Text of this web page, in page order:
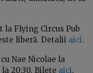
la Flying Circus Pub
liberă. Detalii aici.
Nae Nicolae la
20:30. Bilete aici.